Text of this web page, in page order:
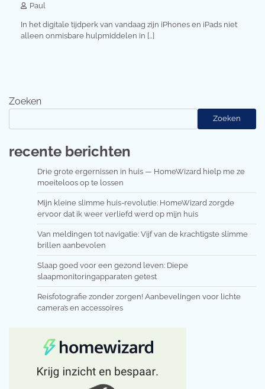
Paul
In het digitale tijdperk van vandaag zijn iPhones en iPads niet
alleen onmisbare hulpmiddelen in […]
Zoeken
Zoeken
recente berichten
Drie grote ergernissen in huis — HomeWizard hielp me ze
moeiteloos op te lossen
Mijn kleine slimme huis-revolutie: HomeWizard zorgde
ervoor dat ik weer verliefd werd op mijn huis
Van meldingen tot navigatie: Vijf van de krachtigste slimme
brillen aanbevolen
Slaap goed voor een gezond leven: Diepe
slaapmonitoringapparaten getest
Reisfotografie zonder zorgen! Aanbevelingen voor lichte
camera’s en accessoires